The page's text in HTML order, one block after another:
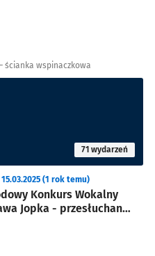
ścianka wspinaczkowa
71 wydarzeń
Konkurs Wokalny
Jopka - przesłuchania
(1 rok temu)